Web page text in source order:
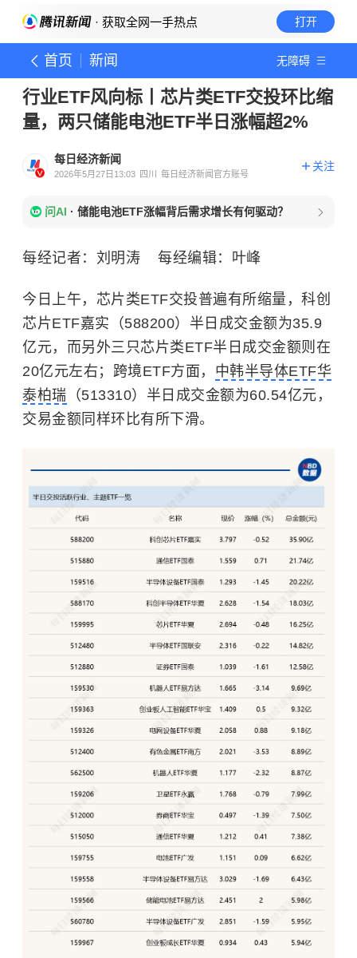
· 获取全网一手热点 打开
首页 新闻 无障碍
行业ETF风向标丨芯片类ETF交投环比缩
量，两只储能电池ETF半日涨幅超2%
每日经济新闻
2026年5月27日13:03 四川 每日经济新闻官方账号
关注
问AI · 储能电池ETF涨幅背后需求增长有何驱动？
每经记者：刘明涛 每经编辑：叶峰
今日上午，芯片类ETF交投普遍有所缩量，科创
芯片ETF嘉实（588200）半日成交金额为35.9
亿元，而另外三只芯片类ETF半日成交金额则在
20亿元左右；跨境ETF方面， 中韩半导体ETF华
泰柏瑞 （513310）半日成交金额为60.54亿元，
交易金额同样环比有所下滑。